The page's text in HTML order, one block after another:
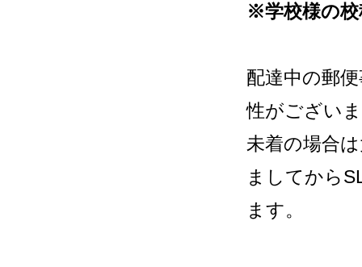
※学校様の校
配達中の郵
性がござい
未着の場合
ましてから
ます。